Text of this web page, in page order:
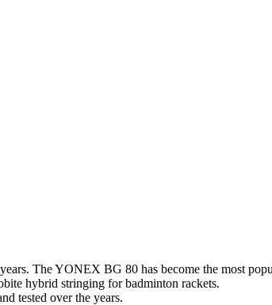
The YONEX BG 80 has become the most
hybrid stringing for badminton rackets.
tested over the years.